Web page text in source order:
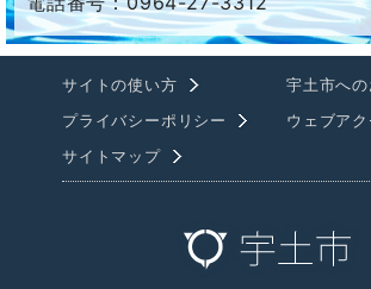
サイトの使い方
宇土市へ
プライバシーポリシー
ウェブア
サイトマップ